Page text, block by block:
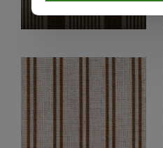
O/NILE